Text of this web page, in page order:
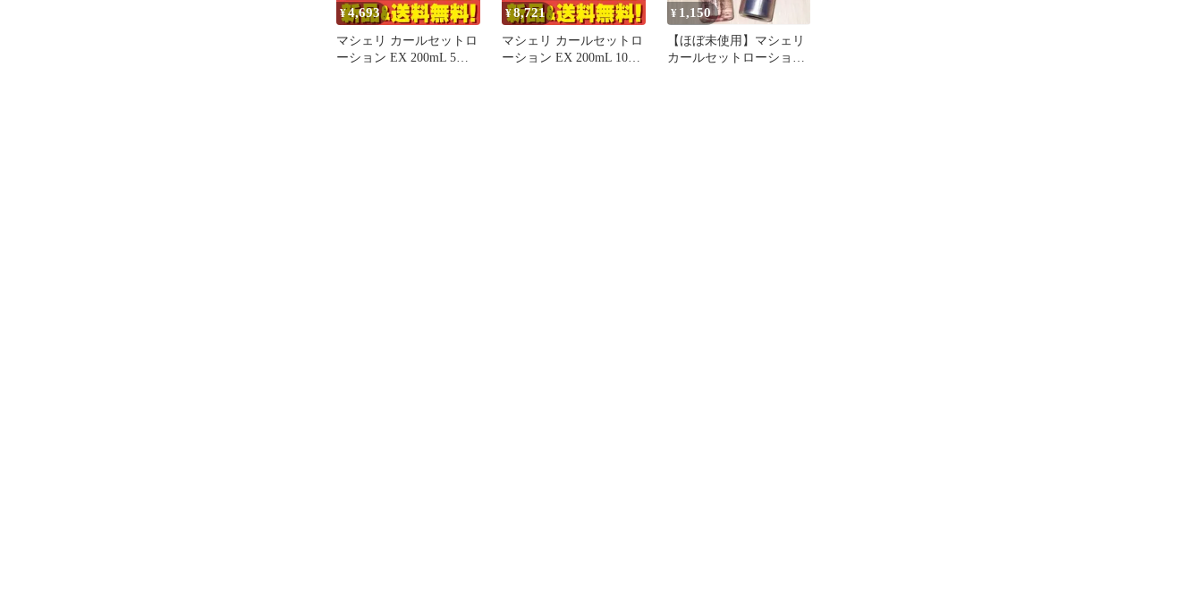
¥4,693
マシェリ カールセットロ
ーション EX 200mL 5個
¥8,721
マシェリ カールセットロ
ーション EX 200mL 10個
¥ 1,150
【ほぼ未使用】マシェリ
カールセットローション